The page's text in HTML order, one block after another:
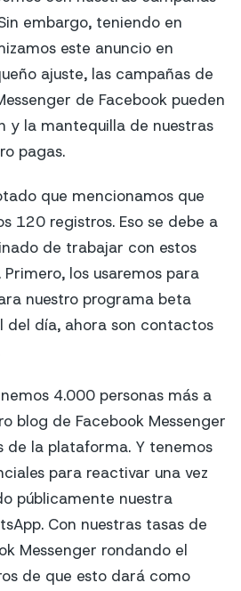
embargo, teniendo en
este anuncio en
ajuste, las campañas de
de Facebook pueden
y la mantequilla de nuestras
pagas.
que mencionamos que
120 registros. Eso se debe a
de trabajar con estos
los usaremos para
nuestro programa beta
del día, ahora son contactos
4.000 personas más a
blog de Facebook Messenger
de la plataforma. Y tenemos
para reactivar una vez
públicamente nuestra
Con nuestras tasas de
Messenger rondando el
de que esto dará como